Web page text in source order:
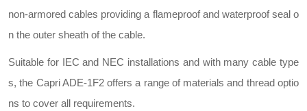
non-armored cables providing a flameproof and waterproof seal o
n the outer sheath of the cable.
Suitable for IEC and NEC installations and with many cable type
s, the Capri ADE-1F2 offers a range of materials and thread optio
ns to cover all requirements.